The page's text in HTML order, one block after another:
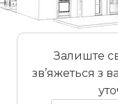
Залиште
зв’яжеться з